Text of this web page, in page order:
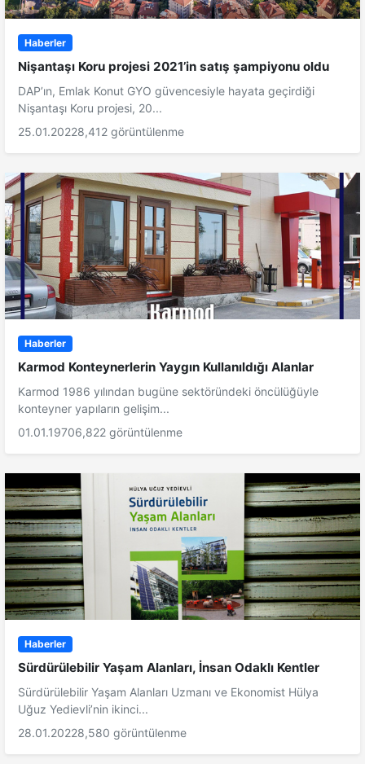
Haberler
Nişantaşı Koru projesi 2021’in satış şampiyonu oldu
DAP’ın, Emlak Konut GYO güvencesiyle hayata geçirdiği
Nişantaşı Koru projesi, 20...
25.01.20228,412 görüntülenme
Haberler
Karmod Konteynerlerin Yaygın Kullanıldığı Alanlar
Karmod 1986 yılından bugüne sektöründeki öncülüğüyle
konteyner yapıların gelişim...
01.01.19706,822 görüntülenme
Haberler
Sürdürülebilir Yaşam Alanları, İnsan Odaklı Kentler
Sürdürülebilir Yaşam Alanları Uzmanı ve Ekonomist Hülya
Uğuz Yedievli’nin ikinci...
28.01.20228,580 görüntülenme